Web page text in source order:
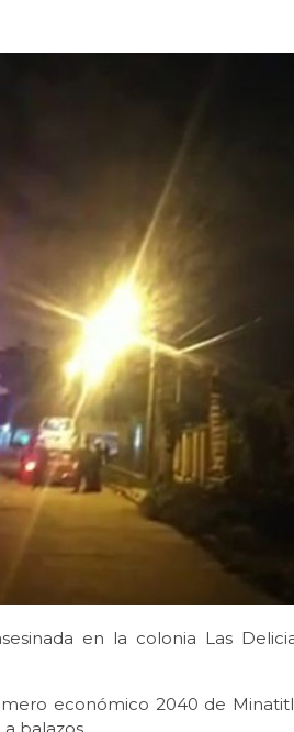
en la colonia Las
económico 2040 de